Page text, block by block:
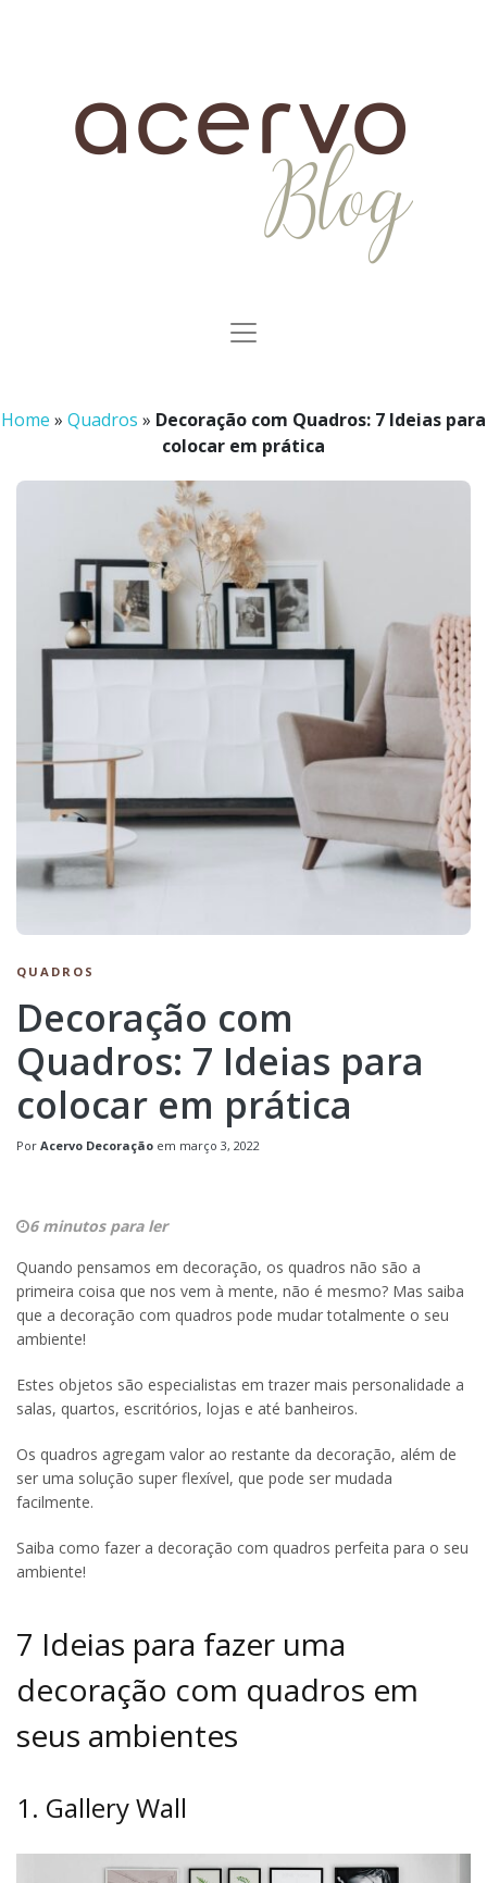
Home » Quadros » Decoração com Quadros: 7 Ideias para
colocar em prática
QUADROS
Decoração com
Quadros: 7 Ideias para
colocar em prática
Por Acervo Decoração em março 3, 2022
6 minutos para ler
Quando pensamos em decoração, os quadros não são a
primeira coisa que nos vem à mente, não é mesmo? Mas saiba
que a decoração com quadros pode mudar totalmente o seu
ambiente!
Estes objetos são especialistas em trazer mais personalidade a
salas, quartos, escritórios, lojas e até banheiros.
Os quadros agregam valor ao restante da decoração, além de
ser uma solução super flexível, que pode ser mudada
facilmente.
Saiba como fazer a decoração com quadros perfeita para o seu
ambiente!
7 Ideias para fazer uma
decoração com quadros em
seus ambientes
1. Gallery Wall